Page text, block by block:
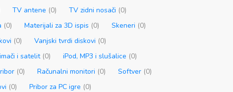
TV antene (0) TV zidni nosači (0)
(0) Materijali za 3D ispis (0) Skeneri (0)
(0) Vanjski tvrdi diskovi (0)
i satelit (0) iPod, MP3 i slušalice (0)
(0) Računalni monitori (0) Softver (0)
(0) Pribor za PC igre (0)